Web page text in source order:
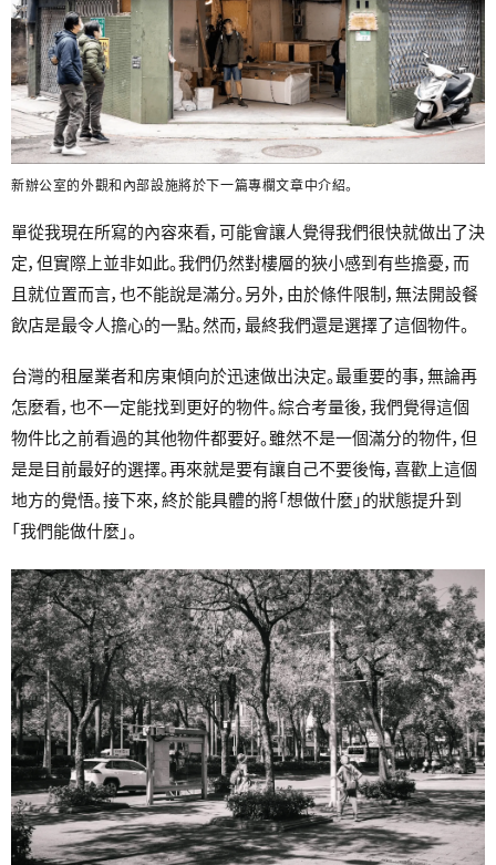
新辦公室的外觀和內部設施將於下一篇專欄文章中介紹。
單從我現在所寫的內容來看，可能會讓人覺得我們很快就做出了決
定，但實際上並非如此。我們仍然對樓層的狹小感到有些擔憂，而
且就位置而言，也不能說是滿分。另外，由於條件限制，無法開設餐
飲店是最令人擔心的一點。然而，最終我們還是選擇了這個物件。
台灣的租屋業者和房東傾向於迅速做出決定。最重要的事，無論再
怎麼看，也不一定能找到更好的物件。綜合考量後，我們覺得這個
物件比之前看過的其他物件都要好。雖然不是一個滿分的物件，但
是是目前最好的選擇。再來就是要有讓自己不要後悔，喜歡上這個
地方的覺悟。接下來，終於能具體的將「想做什麼」的狀態提升到
「我們能做什麼」。